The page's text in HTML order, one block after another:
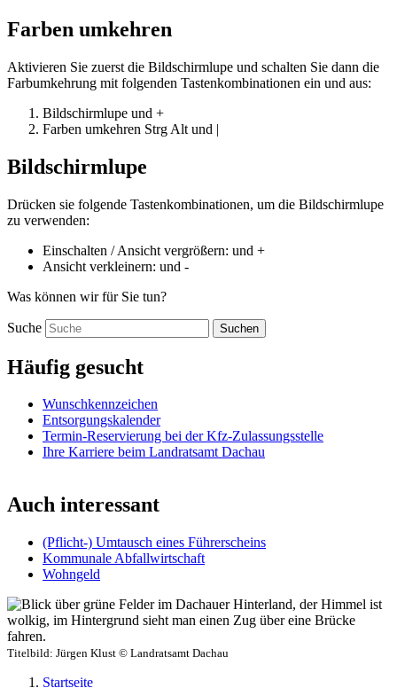
Farben umkehren
Aktivieren Sie zuerst die Bildschirmlupe und schalten Sie dann die
Farbumkehrung mit folgenden Tastenkombinationen ein und aus:
Bildschirmlupe und +
Farben umkehren Strg Alt und |
Bildschirmlupe
Drücken sie folgende Tastenkombinationen, um die Bildschirmlupe
zu verwenden:
Einschalten / Ansicht vergrößern: und +
Ansicht verkleinern: und -
Was können wir für Sie tun?
Suche Suchen
Häufig gesucht
Wunschkennzeichen
Entsorgungskalender
Termin-Reservierung bei der Kfz-Zulassungsstelle
Ihre Karriere beim Landratsamt Dachau
Auch interessant
(Pflicht-) Umtausch eines Führerscheins
Kommunale Abfallwirtschaft
Wohngeld
Titelbild: Jürgen Klust © Landratsamt Dachau
Startseite